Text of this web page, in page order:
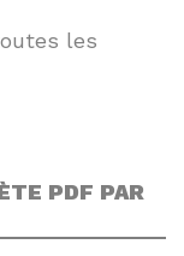
les
PDF PAR